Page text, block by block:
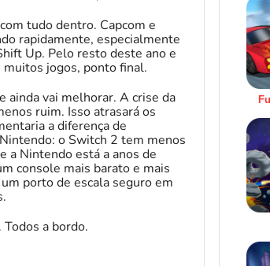
tudo dentro. Capcom e
rapidamente, especialmente
Up. Pelo resto deste ano e
jogos, ponto final.
ainda vai melhorar. A crise da
ruim. Isso atrasará os
a diferença de
o Switch 2 tem menos
a Nintendo está a anos de
console mais barato e mais
porto de escala seguro em
a bordo.